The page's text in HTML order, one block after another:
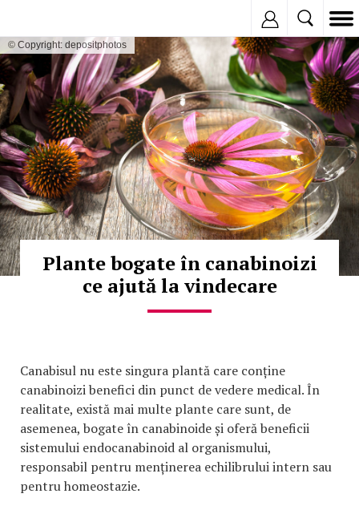
© Copyright: depositphotos
Plante bogate în canabinoizi
ce ajută la vindecare
Canabisul nu este singura plantă care conține
canabinoizi benefici din punct de vedere medical. În
realitate, există mai multe plante care sunt, de
asemenea, bogate în canabinoide și oferă beneficii
sistemului endocanabinoid al organismului,
responsabil pentru menținerea echilibrului intern sau
pentru homeostazie.